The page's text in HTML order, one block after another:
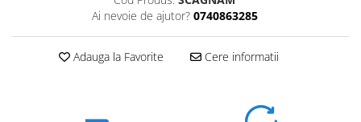
Ai nevoie de ajutor? 0740863285
Adauga la Favorite Cere informatii